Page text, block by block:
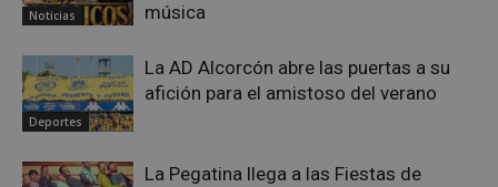
Noticias
música
Deportes
La AD Alcorcón abre las puertas a su
afición para el amistoso del verano
La Pegatina llega a las Fiestas de
AWSALBCORS
Amazon.com
1 semana